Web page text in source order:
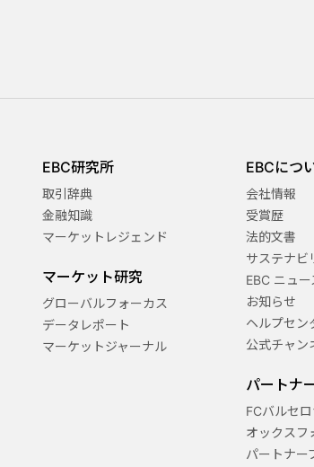
EBC研究所
取引辞典
金融知識
マーケットレジェンド
マーケット研究
グローバルフォーカス
データレポート
マーケットジャーナル
EBCにつ
会社情報
受賞歴
法的文書
サステナビ
EBC ニュー
お知らせ
ヘルプセン
公式チャン
パートナ
FCバルセ
オックスフ
パートナー